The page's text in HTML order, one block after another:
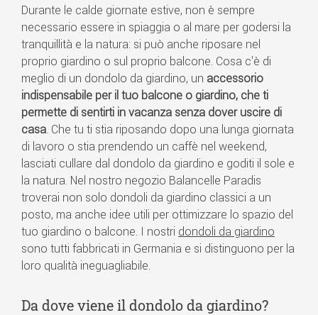
Durante le calde giornate estive, non è sempre
necessario essere in spiaggia o al mare per godersi la
tranquillità e la natura: si può anche riposare nel
proprio giardino o sul proprio balcone. Cosa c'è di
meglio di un dondolo da giardino, un accessorio
indispensabile per il tuo balcone o giardino, che ti
permette di sentirti in vacanza senza dover uscire di
casa . Che tu ti stia riposando dopo una lunga giornata
di lavoro o stia prendendo un caffè nel weekend,
lasciati cullare dal dondolo da giardino e goditi il sole e
la natura. Nel nostro negozio Balancelle Paradis
troverai non solo dondoli da giardino classici a un
posto, ma anche idee utili per ottimizzare lo spazio del
tuo giardino o balcone. I nostri dondoli da giardino
sono tutti fabbricati in Germania e si distinguono per la
loro qualità ineguagliabile.
Da dove viene il dondolo da giardino?